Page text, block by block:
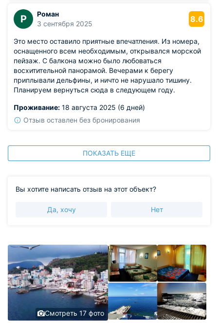
Р
Роман
3 сентября 2025
8.6
Это место оставило приятные впечатления. Из номера,
оснащенного всем необходимым, открывался морской
пейзаж. С балкона можно было любоваться
восхитительной панорамой. Вечерами к берегу
приплывали дельфины, и ничто не нарушало тишину.
Планируем вернуться сюда в следующем году.
Проживание: 18 августа 2025 (6 дней)
Отзыв оставлен без бронирования
ПОКАЗАТЬ ЕЩЕ
Вы хотите написать отзыв на этот объект?
Да, хочу Нет
Смотреть 17 фото